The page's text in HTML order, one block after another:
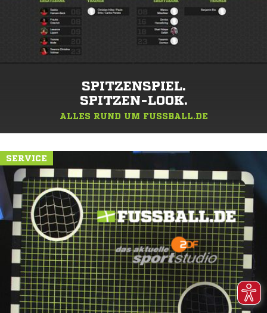
SPITZENSPIEL.
SPITZEN-LOOK.
ALLES RUND UM FUSSBALL.DE
SERVICE